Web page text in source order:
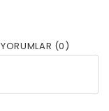
YORUMLAR (0)